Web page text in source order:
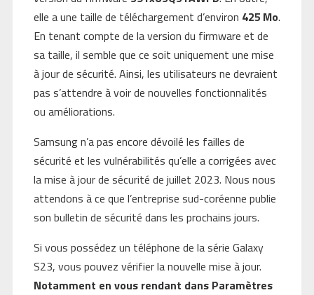
elle a une taille de téléchargement d’environ 425 Mo.
En tenant compte de la version du firmware et de
sa taille, il semble que ce soit uniquement une mise
à jour de sécurité. Ainsi, les utilisateurs ne devraient
pas s’attendre à voir de nouvelles fonctionnalités
ou améliorations.
Samsung n’a pas encore dévoilé les failles de
sécurité et les vulnérabilités qu’elle a corrigées avec
la mise à jour de sécurité de juillet 2023. Nous nous
attendons à ce que l’entreprise sud-coréenne publie
son bulletin de sécurité dans les prochains jours.
Si vous possédez un téléphone de la série Galaxy
S23, vous pouvez vérifier la nouvelle mise à jour.
Notamment en vous rendant dans Paramètres